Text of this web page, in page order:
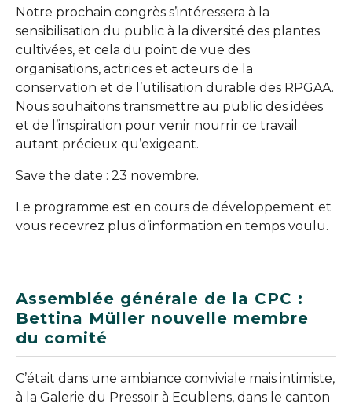
Notre prochain congrès s’intéressera à la
sensibilisation du public à la diversité des plantes
cultivées, et cela du point de vue des
organisations, actrices et acteurs de la
conservation et de l’utilisation durable des RPGAA.
Nous souhaitons transmettre au public des idées
et de l’inspiration pour venir nourrir ce travail
autant précieux qu’exigeant.
Save the date : 23 novembre.
Le programme est en cours de développement et
vous recevrez plus d’information en temps voulu.
Assemblée générale de la CPC :
Bettina Müller nouvelle membre
du comité
C’était dans une ambiance conviviale mais intimiste,
à la Galerie du Pressoir à Ecublens, dans le canton